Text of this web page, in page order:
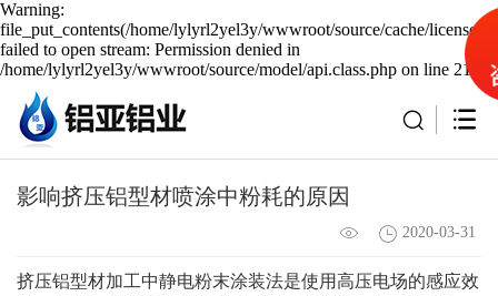
Warning:
file_put_contents(/home/lylyrl2yel3y/wwwroot/source/cache/
failed to open stream: Permission denied in
/home/lylyrl2yel3y/wwwroot/source/model/api.class.php on line 217
影响挤压铝型材喷涂中粉耗的原因
2020-03-31
挤压铝型材加工中静电粉末涂装法是使用高压电场的感应效